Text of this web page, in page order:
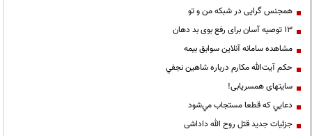
همجنس گرایی در شبکه من و تو
13 توصیه آسان برای رفع بوی بد دهان
مشاهده سامانه آنلاين سوابق بیمه
حكم آيت‌الله مكارم درباره شاهين نجفي
سایتهای همسریابی!
دعايي كه قطعا مستجاب مي‌شود
جزئیات جدید قتل روح الله داداشی